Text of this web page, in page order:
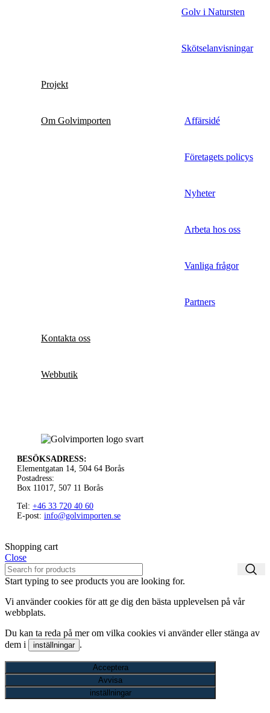
Golv i Natursten
Skötselanvisningar
Projekt
Om Golvimporten Affärsidé
Företagets policys
Nyheter
Arbeta hos oss
Vanliga frågor
Partners
Kontakta oss
Webbutik
BESÖKSADRESS:
Elementgatan 14, 504 64 Borås
Postadress:
Box 11017, 507 11 Borås
Tel: +46 33 720 40 60
E-post: info@golvimporten.se
Shopping cart
Close
Start typing to see products you are looking for.
Vi använder cookies för att ge dig den bästa upplevelsen på vår
webbplats.
Du kan ta reda på mer om vilka cookies vi använder eller stänga av
dem i
inställningar .
Acceptera
Avvisa
inställningar